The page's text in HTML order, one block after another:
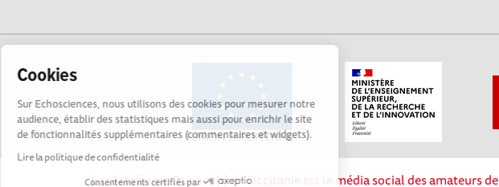
Cookies
Sur Echosciences, nous utilisons des cookies pour mesurer notre
audience, établir des statistiques mais aussi pour enrichir le site
de fonctionnalités supplémentaires (commentaires et widgets).
Lire la politique de confidentialité
Consentements certifiés par
La plateforme Science(s) en Occitanie est le média social des amateurs de